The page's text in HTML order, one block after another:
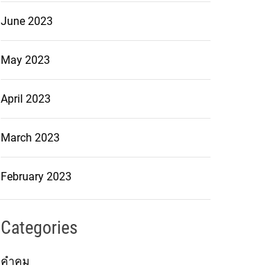
June 2023
May 2023
April 2023
March 2023
February 2023
Categories
คำคม